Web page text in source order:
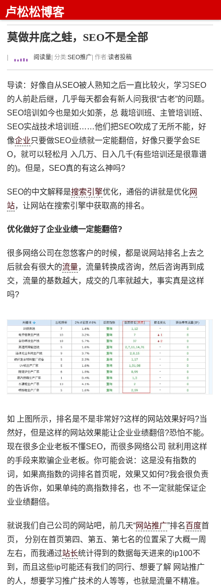
卢松松博客
莫做井底之蛙，SEO不是全部
阅读量 | 分类:SEO推广 | 作者:读者投稿
导读：好像自从SEO被人熟知之后一直比较火，学习SEO
的人前赴后继，几乎每天都会有新人问我很“古老”的问题。
SEO培训如今也是如火如荼，总 裁培训班、主管培训班、
SEO实战技术培训班……他们把SEO吹成了无所不能，好
像企业只要做SEO业绩就一定能翻倍，好像只要学会SE
O，就可以轻松月 入几万、日入几千(有些培训还是很靠谱
的)。但是，SEO真的有这么神吗?
SEO的中文解释是搜索引擎优化，通俗的讲就是优化网
站，让网站在搜索引擎中获取高的排名。
优化做好了企业业绩一定能翻倍?
很多网络公司在忽悠客户的时候，都是说网站排名上去之
后就会有很大的流量，流量转换成咨询，然后咨询再到成
交，流量的基数越大，成交的几率就越大，事实真是这样
吗?
如 上图所示，排名是不是非常好?这样的网站效果好吗?当
然好，但是这样的网站效果能让企业业绩翻倍?恐怕不能。
现在很多企业老板不懂SEO，而很多网络公司 就利用这样
的手段来欺骗企业老板。你可能会说：这是没有指数的
词，如果高指数的词排名首页呢，效果又如何?我会很负责
的告诉你，如果单纯的高指数排名，也 不一定就能保证企
业业绩翻倍。
就说我们自己公司的网站吧，前几天“网站推广”排名百度首
页， 分别在首页第四、第五、第七名的位置呆了大概一周
左右，而我通过站长统计得到的数据每天进来的ip100不
到，而且这些ip可能还有我们的同行、想要了解 网站推广
的人，想要学习推广技术的人等等，也就是流量不精准。